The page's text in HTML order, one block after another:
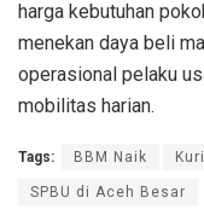
harga kebutuhan
menekan daya beli
operasional pelaku
mobilitas harian.
Tags: BBM Naik
SPBU di Aceh Besar